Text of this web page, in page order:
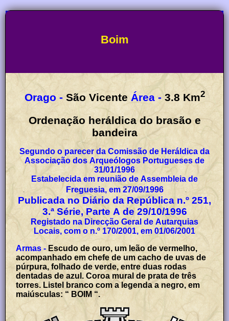
Boim
Orago - São VicenteÁrea - 3.8 Km2
Ordenação heráldica do brasão e
bandeira
Segundo o parecer da Comissão de Heráldica da
Associação dos Arqueólogos Portugueses de
31/01/1996
Estabelecida em reunião de Assembleia de
Freguesia, em 27/09/1996
Publicada no Diário da República n.º 251,
3.ª Série, Parte A de 29/10/1996
Registado na Direcção Geral de Autarquias
Locais, com o n.º 170/2001, em 01/06/2001
Armas - Escudo de ouro, um leão de vermelho,
acompanhado em chefe de um cacho de uvas de
púrpura, folhado de verde, entre duas rodas
dentadas de azul. Coroa mural de prata de três
torres. Listel branco com a legenda a negro, em
maiúsculas: “ BOIM “.